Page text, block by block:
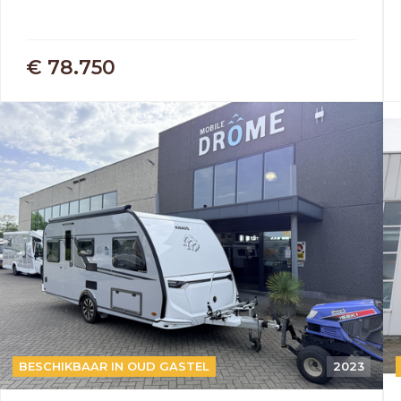
€ 78.750
2023
BESCHIKBAAR IN OUD GASTEL